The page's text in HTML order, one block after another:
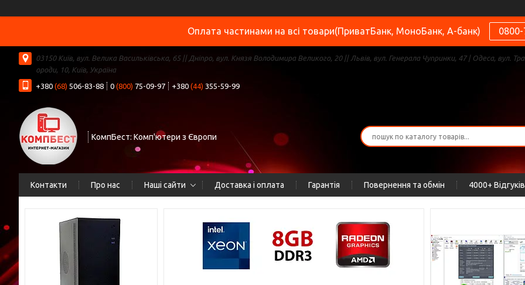
Оплата частинами на всі товари(ПриватБанк, МоноБанк, А-банк) 0800-
03150 Київ, вул. Велика Васильківська, 65 || Дніпро, вул. Князя Володимира Великого, 20 || Львів, вул. Генерала Чупринки, 47 | Одеса, вул.
ороди, 10, Київ, Україна
+380 (68) 506-83-88 0 (800) 75-09-97 +380 (44) 355-59-99
КомпБест: Комп'ютери з Європи
Контакти Про нас Наші сайти Доставка і оплата Гарантія Повернення та обмін 4000+ Відгуків